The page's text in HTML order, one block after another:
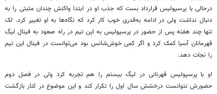
درحالی با پرسپولیس قرارداد بست که جذب او در ابتدا واکنش چندان مثبتی را به
دنبال نداشت ولی در ادامه به‌قدری خوب کار کرد که نگاه‌ها به او تغییر کرد. لک
تنها چند هفته پس از حضور در پرسپولیس به این تیم در راه صعود به فینال لیگ
قهرمانان آسیا کمک کرد و اگر کمی خوش‌شانس بود می‌توانست در فینال این تیم
را نجات دهد.
او با پرسپولیس قهرنانی در لیگ بیستم را هم تجربه کرد ولی در فصل دوم
حضورش نتوانست درخشش سال اول را تکرار کند و این موضوع در کنار بازگشت